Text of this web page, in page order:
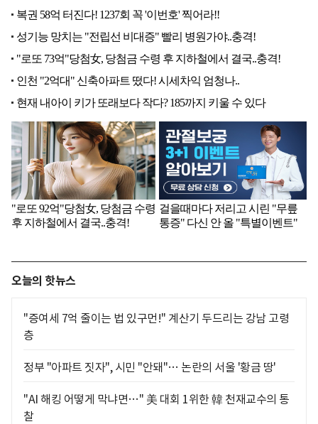
오늘의 핫뉴스
"증여세 7억 줄이는 법 있구먼!" 계산기 두드리는 강남 고령
층
정부 "아파트 짓자", 시민 "안돼"… 논란의 서울 '황금 땅'
"AI 해킹 어떻게 막냐면…" 美 대회 1위한 韓 천재교수의 통
찰